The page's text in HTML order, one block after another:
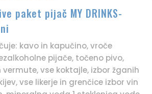
paket pijač MY DRINKS-
kavo in kapučino, vroče
pijače, točeno pivo,
vse koktajle, izbor žganih
vse likerje in grenčice izbor vin